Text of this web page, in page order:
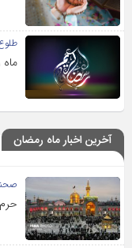
آخرین اخبار ماه رمضان